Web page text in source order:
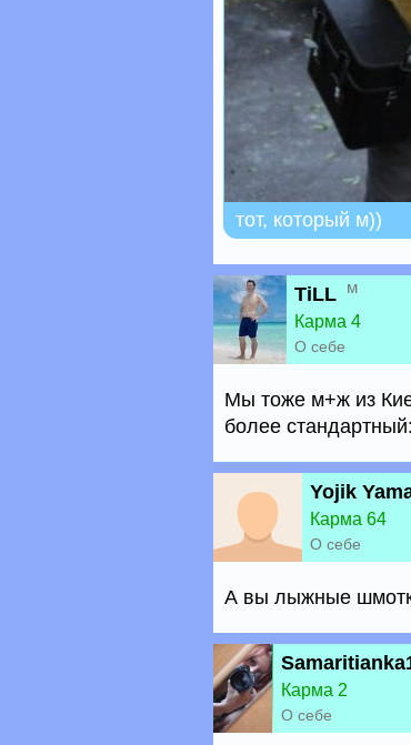
тот, который м))
TiLL м
Карма 4
О себе
Мы тоже м+ж из
более
Yojik
Карма 64
О себе
А вы лыжные
Карма 2
О себе